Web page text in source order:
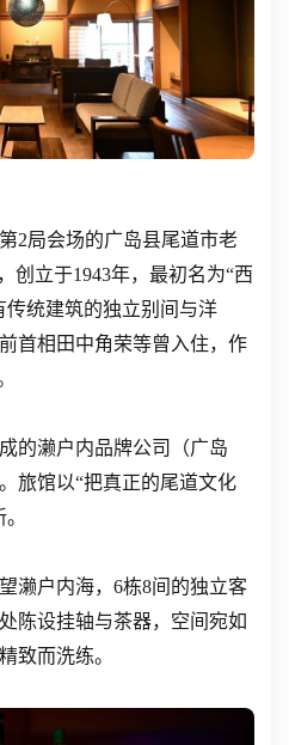
2局会场的广岛县尾道市老
创立于1943年，最初名为“西
传统建筑的独立别间与洋
首相田中角荣等曾入住，作
的濑户内品牌公司（广岛
旅馆以“把真正的尾道文化
濑户内海，6栋8间的独立客
陈设挂轴与茶器，空间宛如
致而洗练。